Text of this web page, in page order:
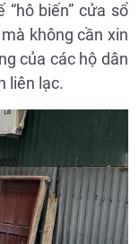
biến” cửa sổ
không cần xin
của các hộ dân
liên lạc.